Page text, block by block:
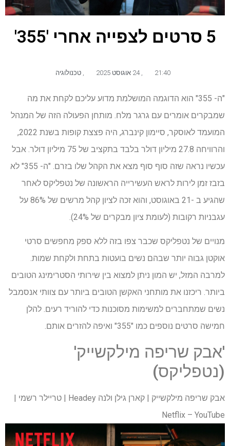
5 סרטים לצפייה אחרי '355'
21:40 24 אוגוסט 2025 טכנולוגיה
"ה- 355" הוא הדוגמה המושלמת מדוע עליכם לקחת את מה
שמבקרים אומרים עם גרגר מלח. מותחן הפעולה הזה של המנהל
המועמד לאוסקר, סיימון קינברג, היה פצצת קופות בשנת 2022,
והרוויחה 27.8 מיליון דולר בלבד בתקציב של 75 מיליון דולר. אבל
עכשיו נראה שזה סוף סוף מצא את הקהל שלו בזרם. "ה- 355" לא
בזבז זמן לירות לראש העשירייה הראשונה של נטפליקס לאחר
שהגיע ב -21 באוגוסט, והוא זכה לציון קהל מרשים של 86% על
עגבניות רקובות (לעומת ציון מבקרים של 24%).
מנויים של נטפליקס שכבר צפו בזה ללא ספק מחפשים סרטי
אוקטן גבוה יותר שבהם נשים בועטות בתחת ולקחת שמות.
למרבה המזל, יש המון ניתן למצוא בין שירותי הסטרימינג הטובים
ביותר. ריכזנו את מותחני האקשן הטובים ביותר עם צוותי אנסמבל
נשים שמתחברים למשימות מסוכנות כדי להוריד רעים. להלן
חמישה סרטים נוספים כמו "355" ואיפה להזרים אותם.
'אבק שריפה מילקשייק'
(נטפליקס)
אבק שריפה מילקשייק | קארן גילן ולנה Headey | טריילר רשמי |
Netflix – YouTube